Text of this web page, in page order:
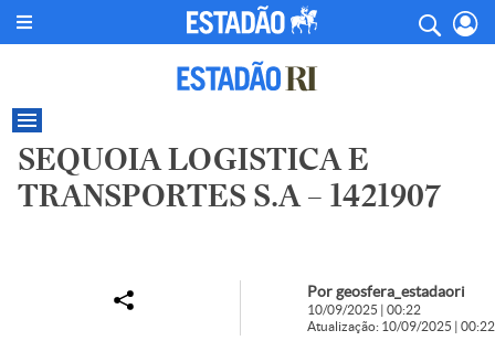
SEQUOIA LOGISTICA E
TRANSPORTES S.A – 1421907
Por geosfera_estadaori
10/09/2025 | 00:22
Atualização: 10/09/2025 | 00:22